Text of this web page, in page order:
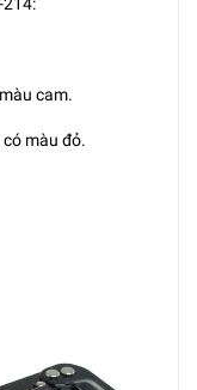
cam.
màu đỏ.